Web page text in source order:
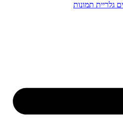
גלריית תמונות